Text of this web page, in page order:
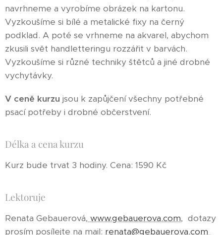
navrhneme a vyrobíme obrázek na kartonu.
Vyzkoušíme si bílé a metalické fixy na černý
podklad. A poté se vrhneme na akvarel, abychom
zkusili svět handletteringu rozzářit v barvách.
Vyzkoušíme si různé techniky štětců a jiné drobné
vychytávky.
V ceně kurzu jsou k zapůjčení všechny potřebné
psací potřeby i drobné občerstvení.
Délka a cena kurzu
Kurz bude trvat 3 hodiny. Cena: 1590 Kč
Lektoruje
Renata Gebauerová, www.gebauerova.com, dotazy
prosím posílejte na mail: renata@gebauerova.com